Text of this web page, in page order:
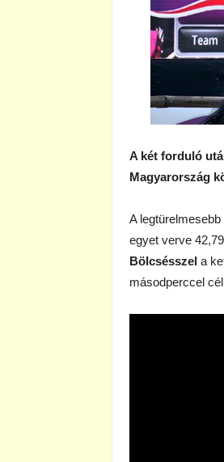
A két forduló
Magyarország
A
egyet verve
Bölcsésszel a
másodperccel